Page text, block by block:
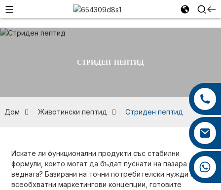
+86 13959222339
+86 0592 5599526
+86 18965423693
СТРИДЕН ПЕПТИД
Дом Животински пептид Стриден пептид
Искате ли функционални продукти със стабилни
формули, които могат да бъдат пуснати на пазара
веднага? Базирани на точни потребителски нужди и
всеобхватни маркетингови концепции, готовите